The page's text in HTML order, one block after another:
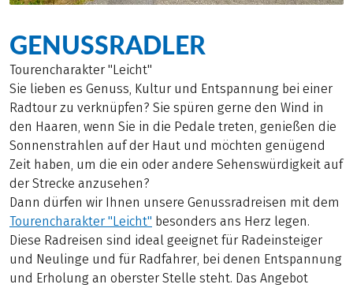
GENUSSRADLER
Tourencharakter "Leicht"
Sie lieben es Genuss, Kultur und Entspannung bei einer
Radtour zu verknüpfen? Sie spüren gerne den Wind in
den Haaren, wenn Sie in die Pedale treten, genießen die
Sonnenstrahlen auf der Haut und möchten genügend
Zeit haben, um die ein oder andere Sehenswürdigkeit auf
der Strecke anzusehen?
Dann dürfen wir Ihnen unsere Genussradreisen mit dem
Tourencharakter "Leicht" besonders ans Herz legen.
Diese Radreisen sind ideal geeignet für Radeinsteiger
und Neulinge und für Radfahrer, bei denen Entspannung
und Erholung an oberster Stelle steht. Das Angebot